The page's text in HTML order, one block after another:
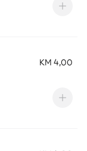
KM 4,00